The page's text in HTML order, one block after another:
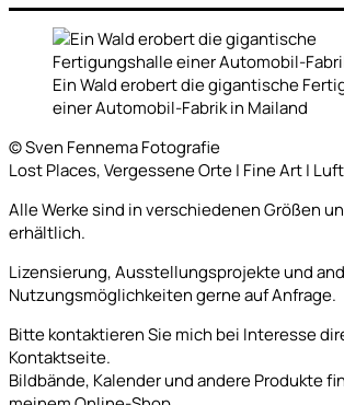
Ein Wald erobert die gigantische
einer Automobil-Fabrik in Mailand
© Sven Fennema Fotografie
Lost Places, Vergessene Orte | Fine Art |
Alle Werke sind in verschiedenen Größen
erhältlich.
Lizensierung, Ausstellungsprojekte und
Nutzungsmöglichkeiten gerne auf Anfrage.
Bitte kontaktieren Sie mich bei Interesse
Kontaktseite.
Bildbände, Kalender und andere Produkte